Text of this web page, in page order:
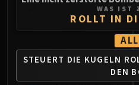
Spine of
Madness of
NERUB-
Ulgrax the
Sikran,
WAS IST
ROLLT IN
STEUERT DIE KUGELN
DEN